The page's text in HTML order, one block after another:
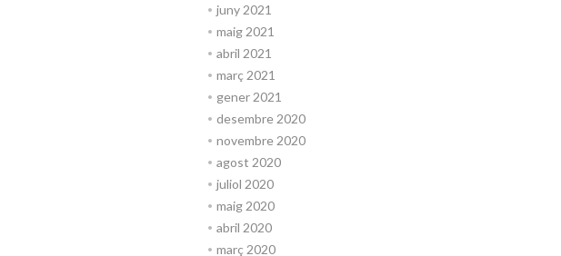
juny 2021
maig 2021
abril 2021
març 2021
gener 2021
desembre 2020
novembre 2020
agost 2020
juliol 2020
maig 2020
abril 2020
març 2020